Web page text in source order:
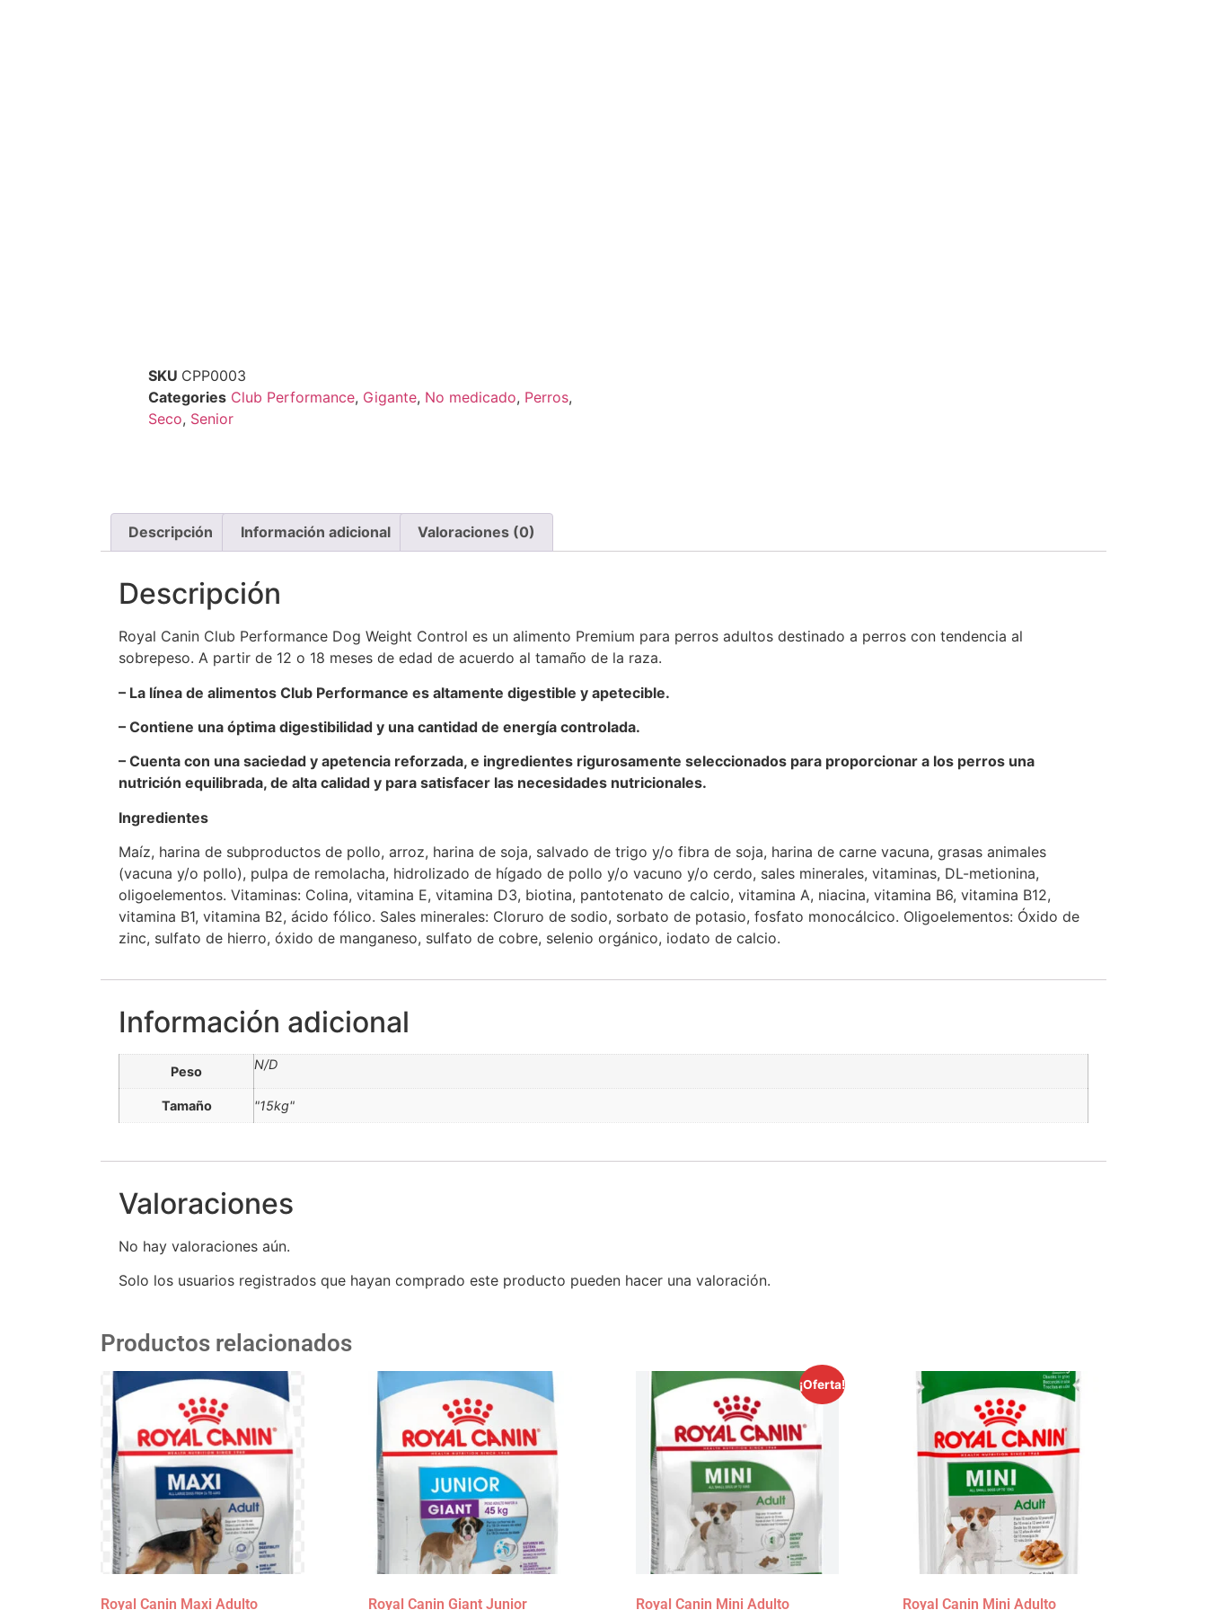
SKU CPP0003
Categories Club Performance, Gigante, No medicado, Perros,
Seco, Senior
Descripción Información adicional Valoraciones (0)
Descripción
Royal Canin Club Performance Dog Weight Control es un alimento Premium para perros adultos destinado a perros con tendencia al
sobrepeso. A partir de 12 o 18 meses de edad de acuerdo al tamaño de la raza.
– La línea de alimentos Club Performance es altamente digestible y apetecible.
– Contiene una óptima digestibilidad y una cantidad de energía controlada.
– Cuenta con una saciedad y apetencia reforzada, e ingredientes rigurosamente seleccionados para proporcionar a los perros una
nutrición equilibrada, de alta calidad y para satisfacer las necesidades nutricionales.
Ingredientes
Maíz, harina de subproductos de pollo, arroz, harina de soja, salvado de trigo y/o fibra de soja, harina de carne vacuna, grasas animales
(vacuna y/o pollo), pulpa de remolacha, hidrolizado de hígado de pollo y/o vacuno y/o cerdo, sales minerales, vitaminas, DL-metionina,
oligoelementos. Vitaminas: Colina, vitamina E, vitamina D3, biotina, pantotenato de calcio, vitamina A, niacina, vitamina B6, vitamina B12,
vitamina B1, vitamina B2, ácido fólico. Sales minerales: Cloruro de sodio, sorbato de potasio, fosfato monocálcico. Oligoelementos: Óxido de
zinc, sulfato de hierro, óxido de manganeso, sulfato de cobre, selenio orgánico, iodato de calcio.
Información adicional
Peso N/D
Tamaño "15kg"
Valoraciones
No hay valoraciones aún.
Solo los usuarios registrados que hayan comprado este producto pueden hacer una valoración.
Productos relacionados
Royal Canin Maxi Adulto Royal Canin Giant Junior
¡Oferta!
Royal Canin Mini Adulto Royal Canin Mini Adulto